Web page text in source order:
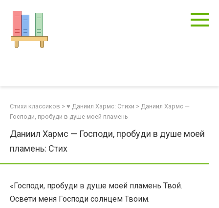
контенту
Стихи классиков > ♥ Даниил Хармс: Стихи > Даниил Хармс —
Господи, пробуди в душе моей пламень
Даниил Хармс — Господи, пробуди в душе моей
пламень: Стих
«Господи, пробуди в душе моей пламень Твой.
Освети меня Господи солнцем Твоим.